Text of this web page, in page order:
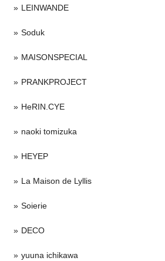
LEINWANDE
Soduk
MAISONSPECIAL
PRANKPROJECT
HeRIN.CYE
naoki tomizuka
HEYEP
La Maison de Lyllis
Soierie
DECO
yuuna ichikawa